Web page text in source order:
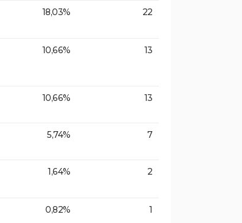
18,03% 22
10,66% 13
10,66% 13
5,74% 7
1,64% 2
0,82% 1